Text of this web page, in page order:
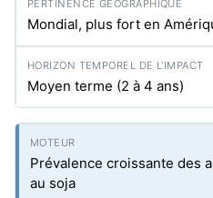
Mondial, plus fort en
Moyen terme (2 à 4 ans)
Prévalence croissante des
au soja